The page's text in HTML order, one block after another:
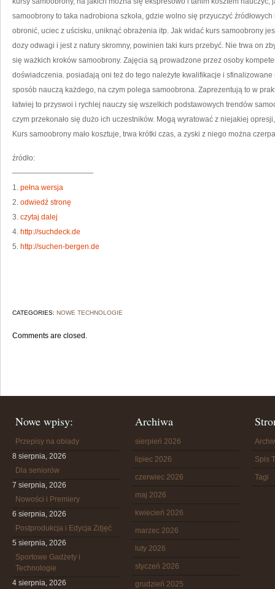
samoobrony to taka nadrobiona szkoła, gdzie wolno się przyuczyć
obronić, uciec z uścisku, uniknąć obrażenia itp. Jak widać kurs samoobrony
dozy odwagi i jest z natury skromny, powinien taki kurs przebyć. Nie trwa on
się ważkich kroków samoobrony. Zajęcia są prowadzone przez osoby
doświadczenia. posiadają oni też do tego należyte kwalifikacje i sfinalizowane
sposób nauczą każdego, na czym polega samoobrona. Zaprezentują to w
łatwiej to przyswoi i rychlej nauczy się wszelkich podstawowych trendów
czym przekonało się dużo ich uczestników. Mogą wyratować z niejakiej
Kurs samoobrony mało kosztuje, trwa krótki czas, a zyski z niego można
źródło:
———————————
1. pełna wersja
2. odwiedź stronę
3. czytaj dalej
4. http://suchdeck.de
5. http://suchen-bergen.de
CATEGORIES: NOWE TECHNOLOGIE
Comments are closed.
Nowe wpisy:
Przepisy na obiady
8 sierpnia, 2026
Dla seniorów
7 sierpnia, 2026
Nowości i Premiery
6 sierpnia, 2026
Postprodukcja i Edycja Zdjęć
5 sierpnia, 2026
Sportowe Gadżety i
Technologie
4 sierpnia, 2026
Archiwa
sierpień 2026
lipiec 2026
czerwiec 2026
maj 2026
kwiecień 2026
marzec 2026
luty 2026
styczeń 2026
grudzień 2025
Spis
Tagi